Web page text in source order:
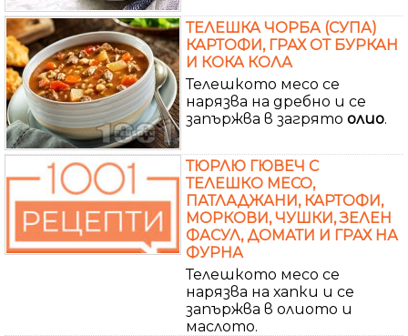
ТЕЛЕШКА ЧОРБА (СУПА)
КАРТОФИ, ГРАХ ОТ БУРКАН
И КОКА КОЛА
Телешкото месо се
нарязва на дребно и се
запържва в загрято олио.
ТЮРЛЮ ГЮВЕЧ С
ТЕЛЕШКО МЕСО,
ПАТЛАДЖАНИ, КАРТОФИ,
МОРКОВИ, ЧУШКИ, ЗЕЛЕН
ФАСУЛ, ДОМАТИ И ГРАХ НА
ФУРНА
Телешкото месо се
нарязва на хапки и се
запържва в олиото и
маслото.